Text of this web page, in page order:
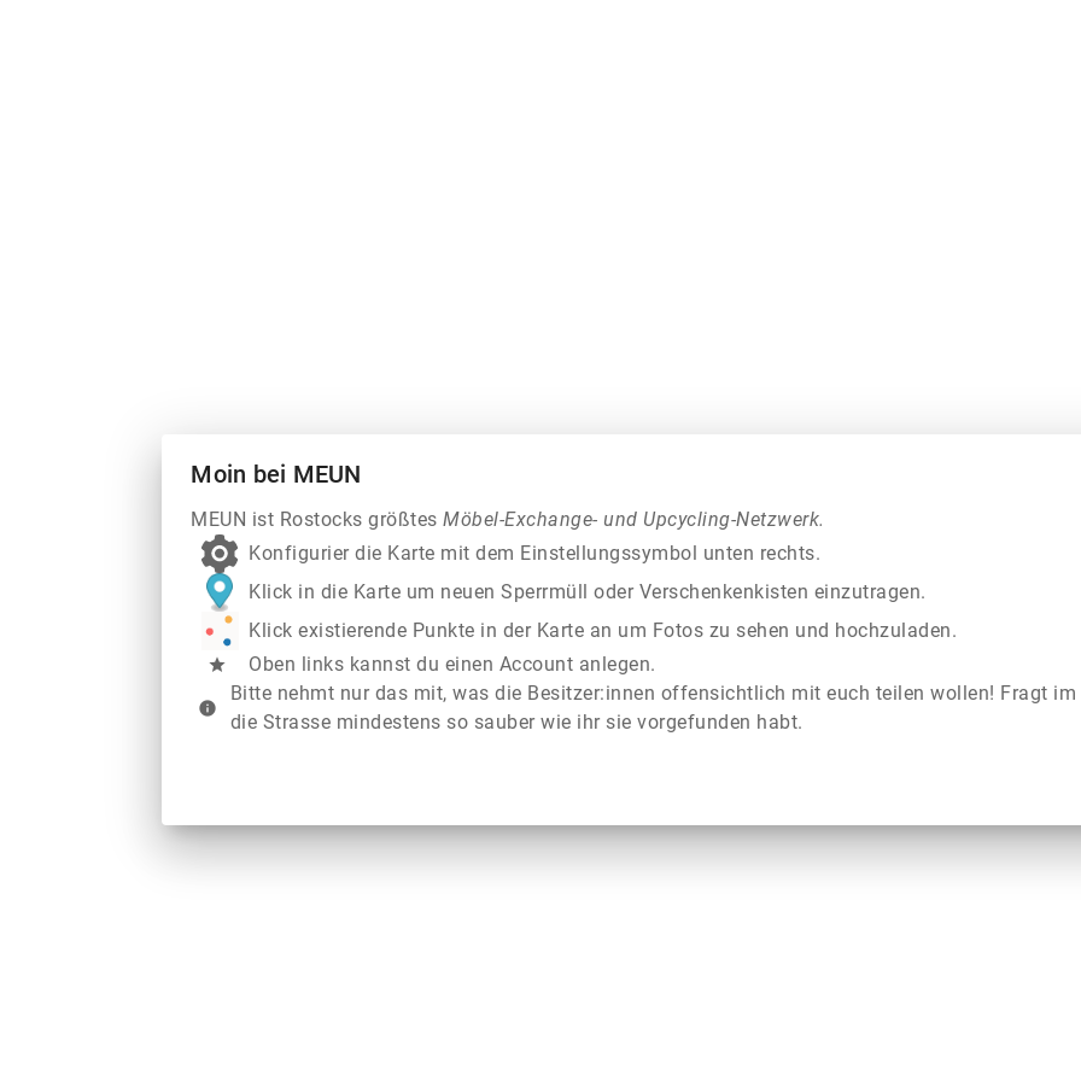
Moin bei MEUN
MEUN ist Rostocks größtesMöbel-Exchange- und Upcycling-Netzwerk.
Konfigurier die Karte mit dem Einstellungssymbol unten rechts.
Klick in die Karte um neuen Sperrmüll oder Verschenkenkisten einzutragen.
Klick existierende Punkte in der Karte an um Fotos zu sehen und hochzuladen.
star Oben links kannst du einen Account anlegen.
info
Bitte nehmt nur das mit, was die Besitzer:innen offensichtlich mit euch teilen wollen! Fragt
die Strasse mindestens so sauber wie ihr sie vorgefunden habt.